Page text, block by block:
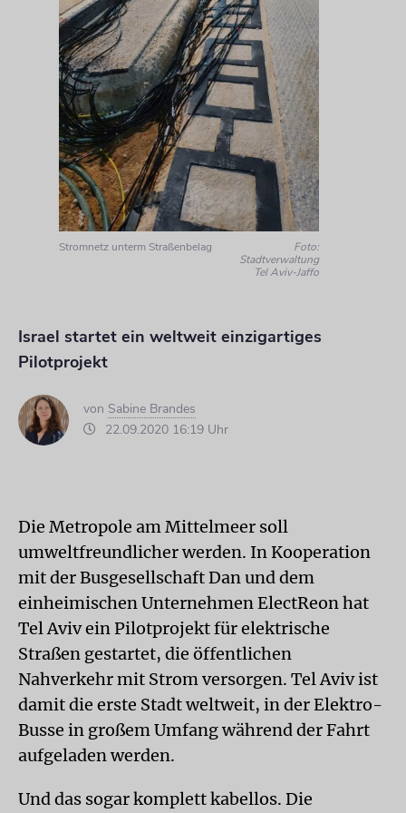
Stromnetz unterm Straßenbelag
Foto:
Stadtverwaltung
Tel Aviv-Jaffo
Israel startet ein weltweit einzigartiges
Pilotprojekt
von Sabine Brandes
22.09.2020 16:19 Uhr
Die Metropole am Mittelmeer soll
umweltfreundlicher werden. In Kooperation
mit der Busgesellschaft Dan und dem
einheimischen Unternehmen ElectReon hat
Tel Aviv ein Pilotprojekt für elektrische
Straßen gestartet, die öffentlichen
Nahverkehr mit Strom versorgen. Tel Aviv ist
damit die erste Stadt weltweit, in der Elektro-
Busse in großem Umfang während der Fahrt
aufgeladen werden.
Und das sogar komplett kabellos. Die